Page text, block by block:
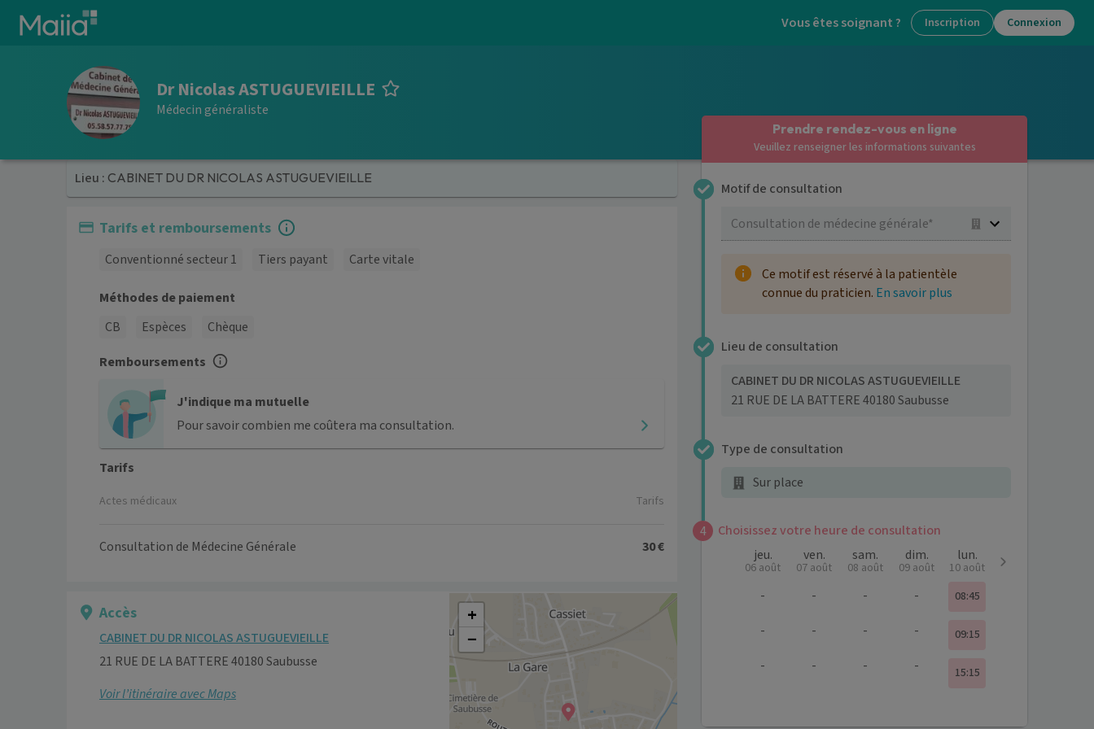
Aller au contenu principal Vous êtes soignant ? Inscription Connexion
Dr Nicolas ASTUGUEVIEILLE
Médecin généraliste
Lieu : CABINET DU DR NICOLAS ASTUGUEVIEILLE
Tarifs et remboursements
Conventionné secteur 1 Tiers payant Carte vitale
Méthodes de paiement
CB
Espèces
Chèque
Remboursements
J'indique ma mutuelle
Pour savoir combien me coûtera ma consultation.
Tarifs
Actes médicaux Tarifs
Consultation de Médecine Générale 30 €
Accès
CABINET DU DR NICOLAS ASTUGUEVIEILLE
21 RUE DE LA BATTERE 40180 Saubusse
Voir l’itinéraire avec Maps
+
−
Prendre rendez-vous en ligne
Veuillez renseigner les informations suivantes
4
Motif de consultation
Consultation de médecine générale*
Ce motif est réservé à la patientèle
connue du praticien. En savoir plus
4
Lieu de consultation
CABINET DU DR NICOLAS ASTUGUEVIEILLE
21 RUE DE LA BATTERE 40180 Saubusse
4
Type de consultation
Sur place
4
Choisissez votre heure de consultation
jeu.
06 août
-
-
-
ven.
07 août
-
-
-
sam.
08 août
-
-
-
dim.
09 août
-
-
-
lun.
10 août
08:45
09:15
15:15